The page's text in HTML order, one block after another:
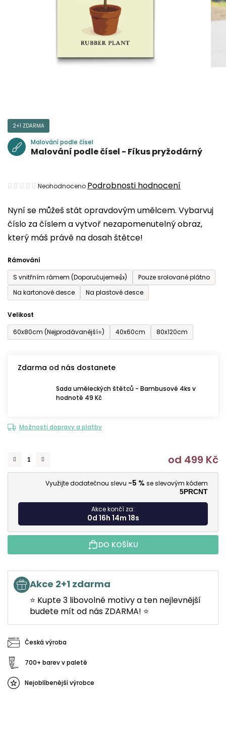
Nyní se můžeš stát opravdovým umělcem. Vybarvuj
číslo za číslem a vytvoř nezapomenutelný obraz,
který máš právě na dosah štětce!
Rámování
S vnitřním rámem (Doporučujeme👍)
Pouze srolované plátno
Na kartonové desce
Na plastové desce
Velikost
60x80cm (Nejprodávanější⭐)
40x60cm 80x120cm
Zdarma od nás dostanete
Sada uměleckých štětců - Bambusové 4ks v
hodnotě 49 Kč
Možnosti dopravy a platby
od 499 Kč
Využijte dodatečnou slevu -5 % se slevovým kódem
5PRCNT
Akce končí za:
0d 16h 14m 17s
DO KOŠÍKU
Akce 2+1 zdarma
⭐ Kupte 3 libovolné motivy a ten nejlevnější
budete mít od nás ZDARMA! ⭐
Česká výroba
700+ barev v paletě
Nejoblíbenější výrobce
2+1 ZDARMA
Malování podle čísel
Malování podle čísel - Fíkus pryžodárný
Průměrné
produktu
je
0,0
5
hvězdiček.
Neohodnoceno Podrobnosti hodnocení